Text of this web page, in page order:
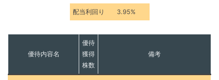
配当利回り 3.95%
優待内容名
優待
獲得
株数
備考